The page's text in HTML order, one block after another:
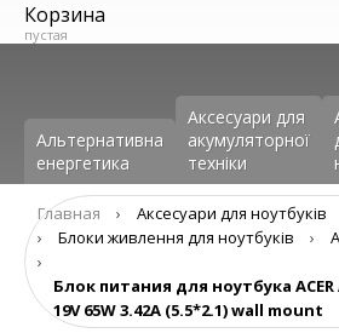
Корзина
пустая
Альтернативна
енергетика
Аксесуари для
акумуляторної
техніки
Главная ›
Аксесуари для ноутбуків
›
Блоки живлення для ноутбуків ›
›
Блок питания для ноутбука ACER
19V 65W 3.42A (5.5*2.1) wall mount